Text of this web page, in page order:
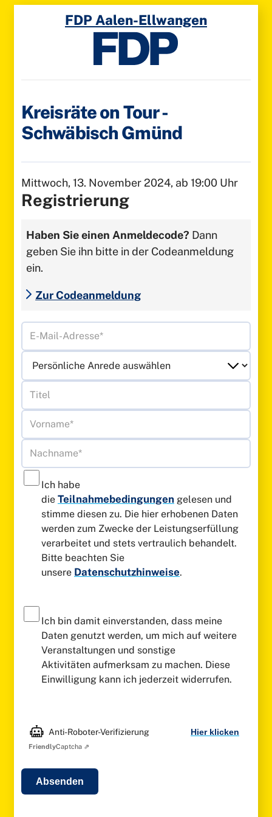
FDP Aalen-Ellwangen
Kreisräte on Tour -
Schwäbisch Gmünd
Mittwoch, 13. November 2024, ab 19:00 Uhr
Registrierung
Haben Sie einen Anmeldecode? Dann
geben Sie ihn bitte in der Codeanmeldung
ein.
Zur Codeanmeldung
Ich habe
die Teilnahmebedingungen gelesen und
stimme diesen zu. Die hier erhobenen Daten
werden zum Zwecke der Leistungserfüllung
verarbeitet und stets vertraulich behandelt.
Bitte beachten Sie
unsere Datenschutzhinweise.
Ich bin damit einverstanden, dass meine
Daten genutzt werden, um mich auf weitere
Veranstaltungen und sonstige
Aktivitäten aufmerksam zu machen. Diese
Einwilligung kann ich jederzeit widerrufen.
willigen
Sie
in
die
Anti-Roboter-Verifizierung Hier klicken
FriendlyCaptcha ⇗